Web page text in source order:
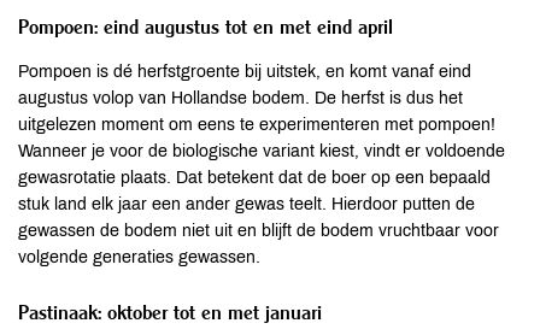
Pompoen: eind augustus tot en met eind april
Pompoen is dé herfstgroente bij uitstek, en komt vanaf eind
augustus volop van Hollandse bodem. De herfst is dus het
uitgelezen moment om eens te experimenteren met pompoen!
Wanneer je voor de biologische variant kiest, vindt er voldoende
gewasrotatie plaats. Dat betekent dat de boer op een bepaald
stuk land elk jaar een ander gewas teelt. Hierdoor putten de
gewassen de bodem niet uit en blijft de bodem vruchtbaar voor
volgende generaties gewassen.
Pastinaak: oktober tot en met januari